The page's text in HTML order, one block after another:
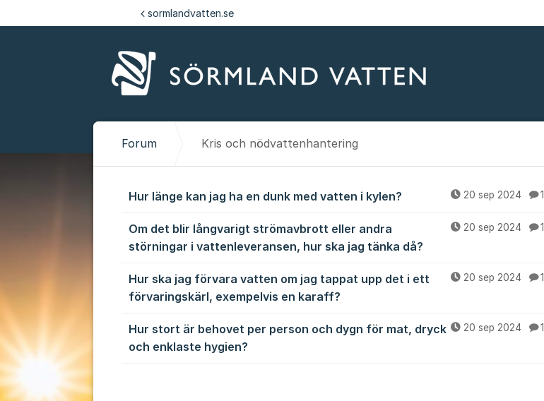
sormlandvatten.se
Forum Kris och nödvattenhantering
Kris och nödvattenhantering
Hur länge kan jag ha en dunk med vatten i kylen? 20 sep 2024 1
Om det blir långvarigt strömavbrott eller andra
störningar i vattenleveransen, hur ska jag tänka då?
20 sep 2024 1
Hur ska jag förvara vatten om jag tappat upp det i ett
förvaringskärl, exempelvis en karaff?
20 sep 2024 1
Hur stort är behovet per person och dygn för mat, dryck
och enklaste hygien?
20 sep 2024 1